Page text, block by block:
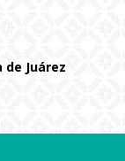
de Juárez